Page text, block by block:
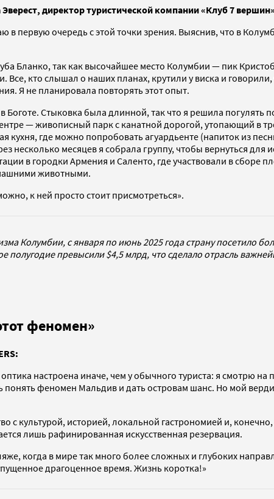
директор туристической компании «Клуб 7
в первую очередь с этой точки зрения. Выяснив, что в
Бланко, так как высочайшее место Колумбии — пик
кто слышал о наших планах, крутили у виска и
Я не планировала повторять этот опыт.
Боготе. Стыковка была длинной, так что я решила погулять
— живописный парк с канатной дорогой, утопающий в
кухня, где можно попробовать агуардьенте (напиток из
несколько месяцев я собрала группу, чтобы вернуться
в городки Армения и Саленто, где участвовали в сборе
животными.
к ней просто стоит присмотреться».
Колумбии, с января по июнь 2025 года страну посетило
полугодие превысили $4,5 млрд, что сделало отрасль
феномен»
настроена иначе, чем у обычного туриста: я смотрю
понять феномен Мальдив и дать островам шанс. Но мой
с культурой, историей, локальной гастрономией и,
лишь рафинированная искусственная резервация.
когда в мире так много более сложных и глубоких
драгоценное время. Жизнь коротка!»